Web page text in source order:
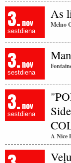
3.nov
sestdiena
As
Melno
3.nov
sestdiena
3.nov
sestdiena
A Nice